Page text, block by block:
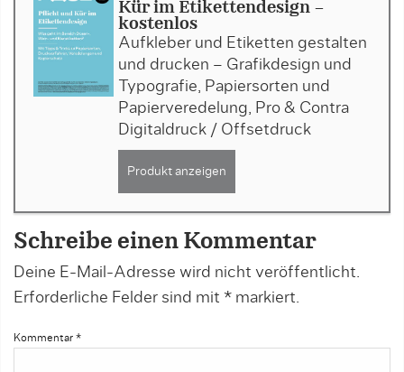
Kür im Etikettendesign -
kostenlos
Aufkleber und Etiketten gestalten
und drucken – Grafikdesign und
Typografie, Papiersorten und
Papierveredelung, Pro & Contra
Digitaldruck / Offsetdruck
Produkt anzeigen
Schreibe einen Kommentar
Deine E-Mail-Adresse wird nicht veröffentlicht.
Erforderliche Felder sind mit * markiert.
Kommentar *